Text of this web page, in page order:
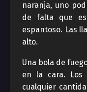
naranja, uno
de falta que
espantoso. Las
alto.
Una bola de
en la cara. Los
cualquier